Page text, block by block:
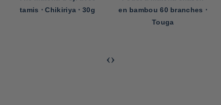
tamis ⋅ Chikiriya ⋅ 30g
en bambou 60 branches ⋅
Touga
‹›